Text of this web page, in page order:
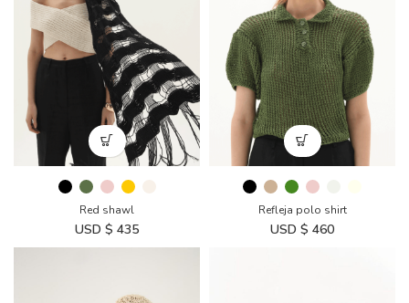
Red shawl
USD $ 435
Refleja polo shirt
USD $ 460